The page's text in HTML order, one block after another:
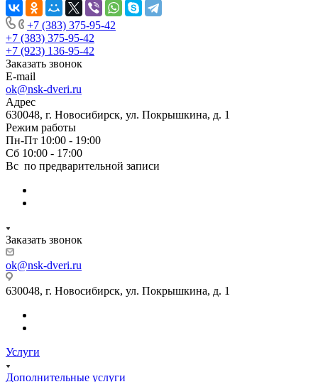
+7 (383) 375-95-42
+7 (383) 375-95-42
+7 (923) 136-95-42
Заказать звонок
E-mail
ok@nsk-dveri.ru
Адрес
630048, г. Новосибирск, ул. Покрышкина, д. 1
Режим работы
Пн-Пт 10:00 - 19:00
Сб 10:00 - 17:00
Вс по предварительной записи
Заказать звонок
ok@nsk-dveri.ru
630048, г. Новосибирск, ул. Покрышкина, д. 1
Услуги
Дополнительные услуги